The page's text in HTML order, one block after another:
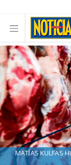
MATÍAS KULFAS